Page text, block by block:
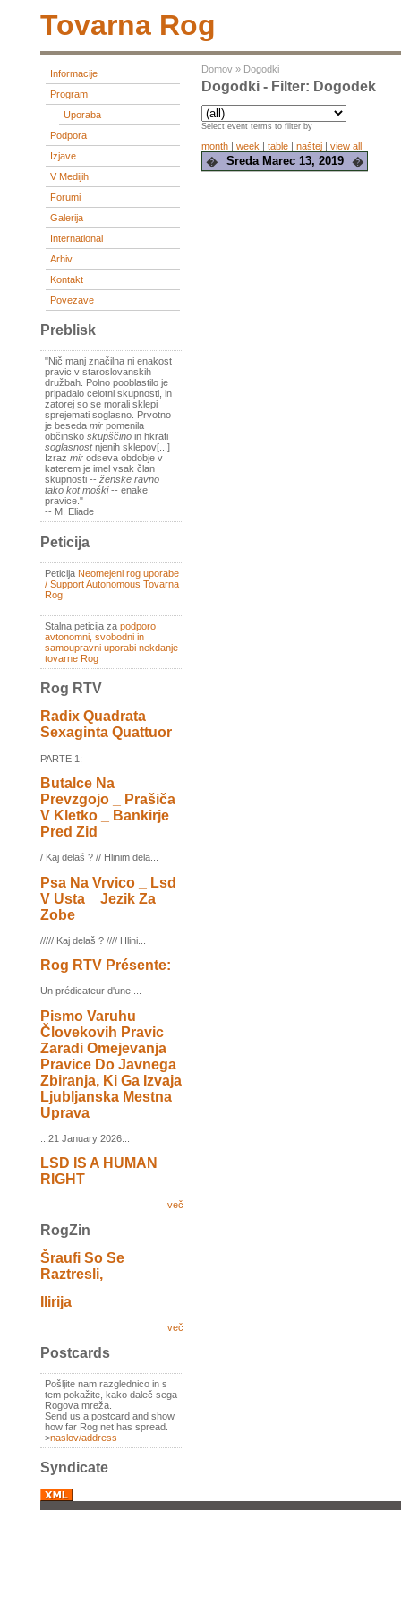
Tovarna Rog
Informacije
Program
Uporaba
Podpora
Izjave
V Medijih
Forumi
Galerija
International
Arhiv
Kontakt
Povezave
Preblisk
"Nič manj značilna ni enakost
pravic v staroslovanskih
družbah. Polno pooblastilo je
pripadalo celotni skupnosti, in
zatorej so se morali sklepi
sprejemati soglasno. Prvotno
je beseda mir pomenila
občinsko skupščino in hkrati
soglasnostnjenih sklepov[...]
Izraz mir odseva obdobje v
katerem je imel vsak član
skupnosti -- ženske ravno
tako kot moški-- enake
pravice."
-- M. Eliade
Peticija
Peticija Neomejeni rog uporabe
/ Support Autonomous Tovarna
Rog
Stalna peticija za podporo
avtonomni, svobodni in
samoupravni uporabi nekdanje
tovarne Rog
Rog RTV
Radix Quadrata
Sexaginta Quattuor
PARTE 1:
Butalce Na
Prevzgojo _ Prašiča
V Kletko _ Bankirje
Pred Zid
/ Kaj delaš ? // Hlinim dela...
Psa Na Vrvico _ Lsd
V Usta _ Jezik Za
Zobe
///// Kaj delaš ? //// Hlini...
Rog RTV Présente:
Un prédicateur d'une ...
Pismo Varuhu
Človekovih Pravic
Zaradi Omejevanja
Pravice Do Javnega
Zbiranja, Ki Ga Izvaja
Ljubljanska Mestna
Uprava
...21 January 2026...
LSD IS A HUMAN
RIGHT
več
RogZin
Šraufi So Se
Raztresli,
Ilirija
več
Postcards
Pošljite nam razglednico in s
tem pokažite, kako daleč sega
Rogova mreža.
Send us a postcard and show
how far Rog net has spread.
>naslov/address
Syndicate
Domov » Dogodki
Dogodki - Filter: Dogodek
Select event terms to filter by
month | week | table | naštej | view all
� Sreda Marec 13, 2019 �